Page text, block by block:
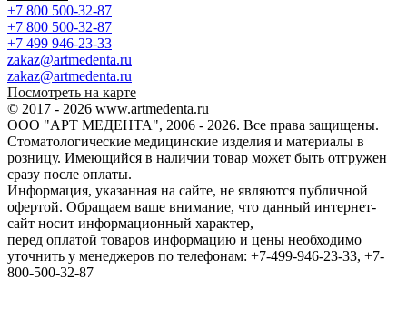
+7 800 500-32-87
+7 800 500-32-87
+7 499 946-23-33
zakaz@artmedenta.ru
zakaz@artmedenta.ru
Посмотреть на карте
© 2017 - 2026 www.artmedenta.ru
ООО "АРТ МЕДЕНТА", 2006 - 2026. Все права защищены.
Стоматологические медицинские изделия и материалы в
розницу. Имеющийся в наличии товар может быть отгружен
сразу после оплаты.
Информация, указанная на сайте, не являются публичной
офертой. Обращаем ваше внимание, что данный интернет-
сайт носит информационный характер,
перед оплатой товаров информацию и цены необходимо
уточнить у менеджеров по телефонам: +7-499-946-23-33, +7-
800-500-32-87